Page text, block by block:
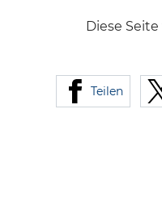
Diese
Teilen